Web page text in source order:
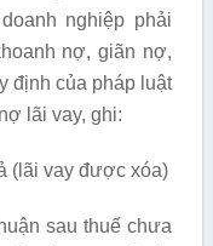
nghiệp phải
nợ, giãn nợ,
định của pháp luật
lãi vay, ghi:
vay được xóa)
thuế chưa